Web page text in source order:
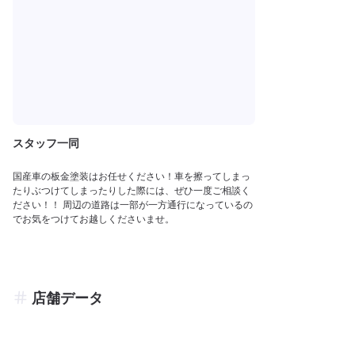
スタッフ一同
国産車の板金塗装はお任せください！車を擦ってしまっ
たりぶつけてしまったりした際には、ぜひ一度ご相談く
ださい！！ 周辺の道路は一部が一方通行になっているの
でお気をつけてお越しくださいませ。
店舗データ